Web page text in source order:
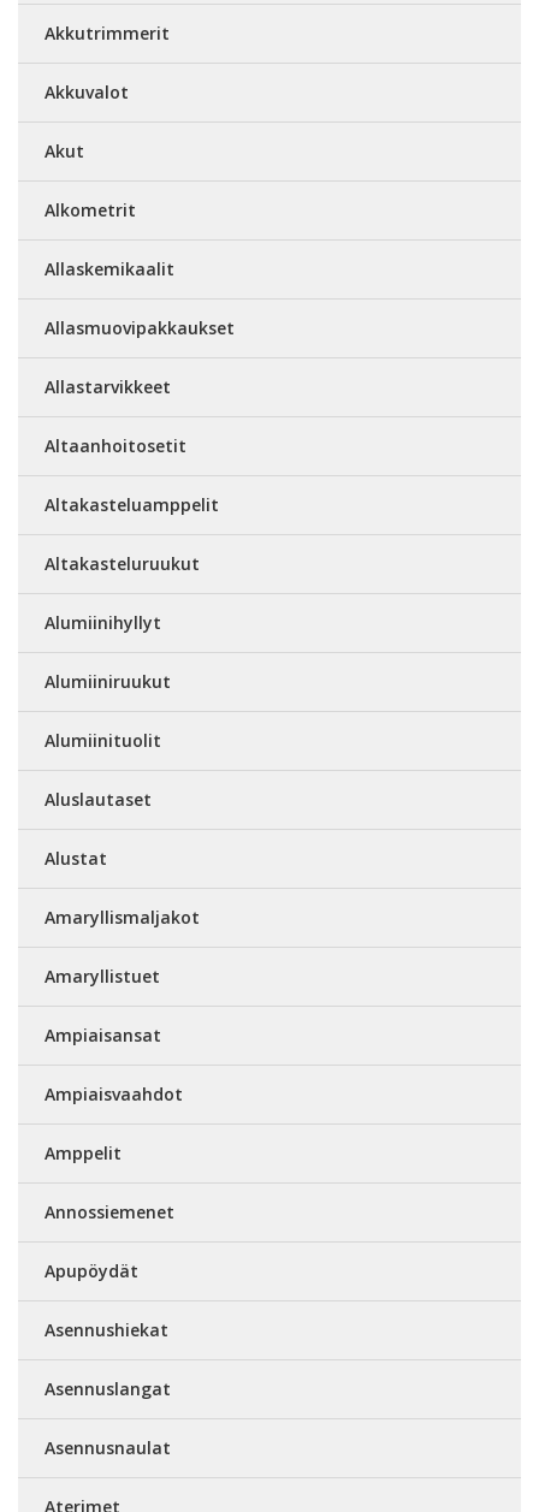
Akkutrimmerit
Akkuvalot
Akut
Alkometrit
Allaskemikaalit
Allasmuovipakkaukset
Allastarvikkeet
Altaanhoitosetit
Altakasteluamppelit
Altakasteluruukut
Alumiinihyllyt
Alumiiniruukut
Alumiinituolit
Aluslautaset
Alustat
Amaryllismaljakot
Amaryllistuet
Ampiaisansat
Ampiaisvaahdot
Amppelit
Annossiemenet
Apupöydät
Asennushiekat
Asennuslangat
Asennusnaulat
Aterimet